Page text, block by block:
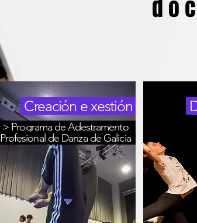
d o
> Programa de Adestramento
Profesional de Danza de Galicia
Creación e xestión